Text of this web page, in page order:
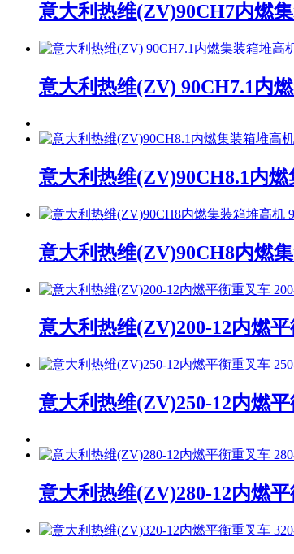
意大利热维(ZV)90CH7内燃
意大利热维(ZV) 90CH7.1内
意大利热维(ZV)90CH8.1内
意大利热维(ZV)90CH8内燃
意大利热维(ZV)200-12内燃平
意大利热维(ZV)250-12内燃平
意大利热维(ZV)280-12内燃平